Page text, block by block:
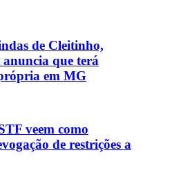
de Cleitinho,
que terá
em MG
veem como
de restrições a